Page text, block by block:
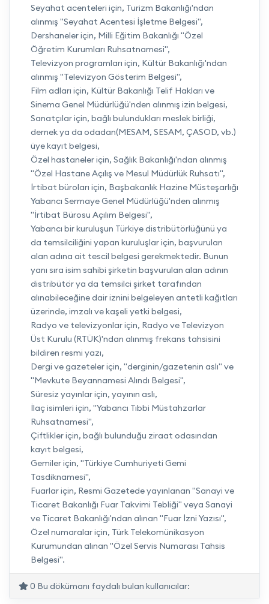
Seyahat acenteleri için, Turizm Bakanlığı'ndan
alınmış "Seyahat Acentesi İşletme Belgesi",
Dershaneler için, Milli Eğitim Bakanlığı "Özel
Öğretim Kurumları Ruhsatnamesi",
Televizyon programları için, Kültür Bakanlığı'ndan
alınmış "Televizyon Gösterim Belgesi",
Film adları için, Kültür Bakanlığı Telif Hakları ve
Sinema Genel Müdürlüğü'nden alınmış izin belgesi,
Sanatçılar için, bağlı bulundukları meslek birliği,
dernek ya da odadan(MESAM, SESAM, ÇASOD, vb.)
üye kayıt belgesi,
Özel hastaneler için, Sağlık Bakanlığı'ndan alınmış
"Özel Hastane Açılış ve Mesul Müdürlük Ruhsatı",
İrtibat büroları için, Başbakanlık Hazine Müsteşarlığı
Yabancı Sermaye Genel Müdürlüğü'nden alınmış
"İrtibat Bürosu Açılım Belgesi",
Yabancı bir kuruluşun Türkiye distribütörlüğünü ya
da temsilciliğini yapan kuruluşlar için, başvurulan
alan adına ait tescil belgesi gerekmektedir. Bunun
yanı sıra isim sahibi şirketin başvurulan alan adının
distribütör ya da temsilci şirket tarafından
alınabileceğine dair iznini belgeleyen antetli kağıtları
üzerinde, imzalı ve kaşeli yetki belgesi,
Radyo ve televizyonlar için, Radyo ve Televizyon
Üst Kurulu (RTÜK)'ndan alınmış frekans tahsisini
bildiren resmi yazı,
Dergi ve gazeteler için, "derginin/gazetenin aslı" ve
"Mevkute Beyannamesi Alındı Belgesi",
Süresiz yayınlar için, yayının aslı,
İlaç isimleri için, "Yabancı Tıbbi Müstahzarlar
Ruhsatnamesi",
Çiftlikler için, bağlı bulunduğu ziraat odasından
kayıt belgesi,
Gemiler için, "Türkiye Cumhuriyeti Gemi
Tasdiknamesi",
Fuarlar için, Resmi Gazetede yayınlanan "Sanayi ve
Ticaret Bakanlığı Fuar Takvimi Tebliği" veya Sanayi
ve Ticaret Bakanlığı'ndan alınan "Fuar İzni Yazısı",
Özel numaralar için, Türk Telekomünikasyon
Kurumundan alınan "Özel Servis Numarası Tahsis
Belgesi".
0 Bu dökümanı faydalı bulan kullanıcılar: